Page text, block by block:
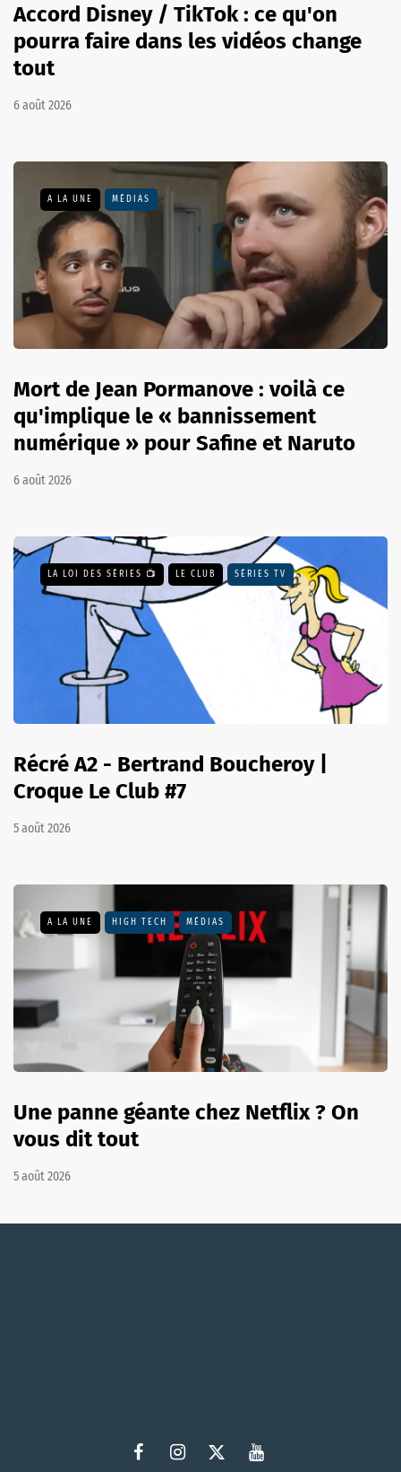
Accord Disney / TikTok : ce qu'on
pourra faire dans les vidéos change
tout
6 août 2026
A LA UNE MÉDIAS
Mort de Jean Pormanove : voilà ce
qu'implique le « bannissement
numérique » pour Safine et Naruto
6 août 2026
LA LOI DES SÉRIES 📺 LE CLUB SÉRIES TV
Récré A2 - Bertrand Boucheroy |
Croque Le Club #7
5 août 2026
A LA UNE HIGH TECH MÉDIAS
Une panne géante chez Netflix ? On
vous dit tout
5 août 2026